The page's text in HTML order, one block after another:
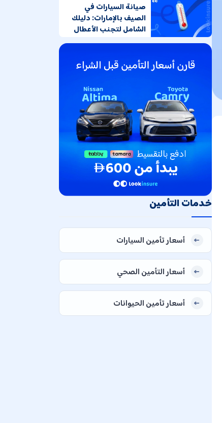
صيانة السيارات في
الصيف بالإمارات: دليلك
الشامل لتجنب الأعطال
خدمات التأمين
أسعار تأمين السيارات
أسعار التأمين الصحي
أسعار تأمين الحيوانات